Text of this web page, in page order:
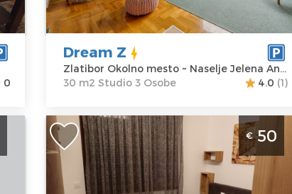
0
Okolno mesto
Adresa:Naselje
Jelena
Anžujska
Cena50 €
m2
Struktura :
Dream Z
Zlatibor Okolno mesto ~ Naselje Jelena Anžujska
30 m2 Studio 3 Osobe
4.0 (1)
Dvosoban Apartman Apartman Gosic
Zlatibor moderan apartman za 4 osobe
nedaleko od jezera
Zlatibor
€50